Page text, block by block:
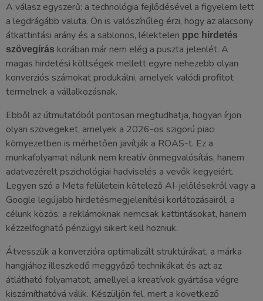
A válasz egyszerű: a technológia fejlődésével a figyelem lett
a legdrágább valuta. Ön is valószínűleg érzi, hogy az alacsony
átkattintási arány és a sablonos, lélektelen ppc hirdetés
szövegírás korában már nem elég a puszta jelenlét. A
magas hirdetési költségek mellett egyre nehezebb olyan
konverziós számokat produkálni, amelyek valódi profitot
termelnek a vállalkozásnak.
Ebből az útmutatóból pontosan megtudhatja, hogyan írjon
olyan szövegeket, amelyek a 2026-os szigorú piaci
környezetben is mérhetően javítják a ROAS-t. Ez a
munkafolyamat nálunk nem kreatív önmegvalósítás, hanem
adatvezérelt pszichológiai hadviselés a vevők kegyeiért.
Legyen szó a Meta felületein kötelező AI-jelölésekről vagy a
Google legújabb hirdetésmegjelenítési korlátozásairól, a
célunk közös: a reklámoknak nemcsak kattintásokat, hanem
kézzelfogható pénzügyi sikert kell hozniuk.
Átvesszük a konverzióra optimalizált struktúrákat, a márka
hangjához illeszkedő meggyőző technikákat és azt az
átlátható folyamatot, amellyel a kreatívok gyártása végre
kiszámíthatóvá válik. Készüljön fel, mert a következő